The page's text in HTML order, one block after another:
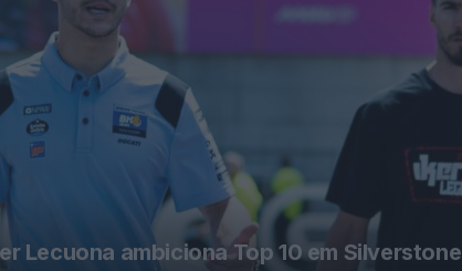
Lecuona ambiciona Top 10 em Silverstone